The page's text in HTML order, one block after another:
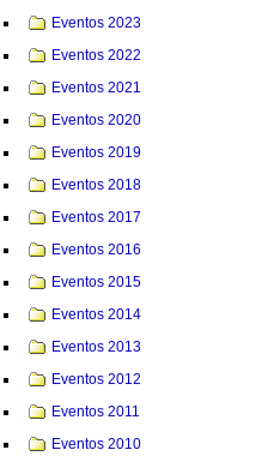
Eventos 2023
Eventos 2022
Eventos 2021
Eventos 2020
Eventos 2019
Eventos 2018
Eventos 2017
Eventos 2016
Eventos 2015
Eventos 2014
Eventos 2013
Eventos 2012
Eventos 2011
Eventos 2010